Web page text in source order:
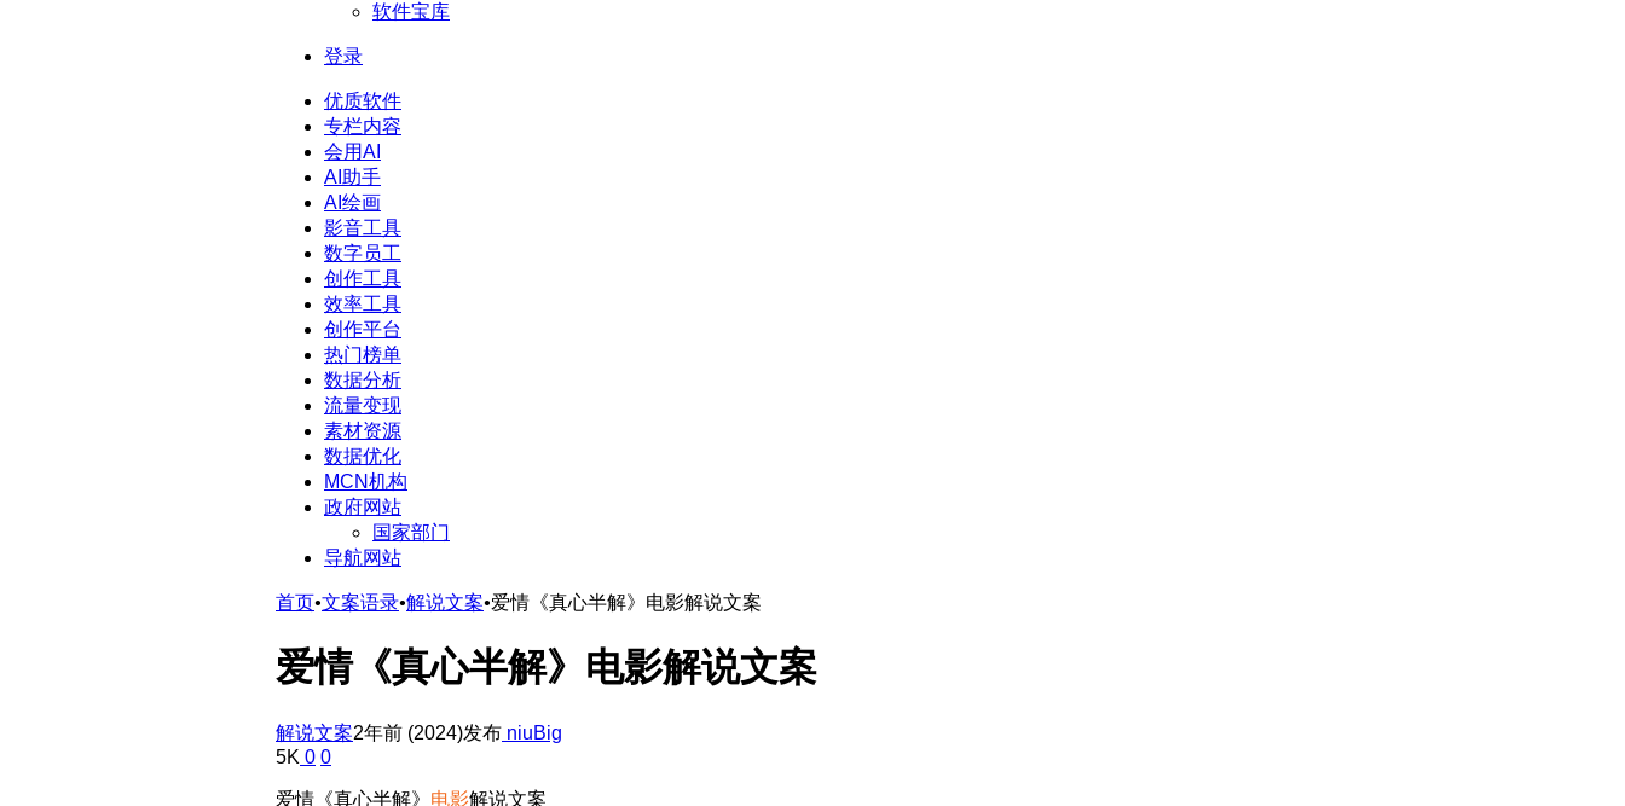
软件宝库
登录
优质软件
专栏内容
会用AI
AI助手
AI绘画
影音工具
数字员工
创作工具
效率工具
创作平台
热门榜单
数据分析
流量变现
素材资源
数据优化
MCN机构
政府网站
国家部门
导航网站
首页•文案语录•解说文案•爱情《真心半解》电影解说文案
爱情《真心半解》电影解说文案
解说文案2年前 (2024)发布 niuBig
5K 0 0
爱情《真心半解》 电影解说文案